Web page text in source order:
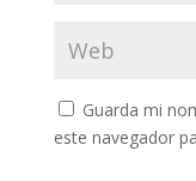
Guarda mi
este navegador